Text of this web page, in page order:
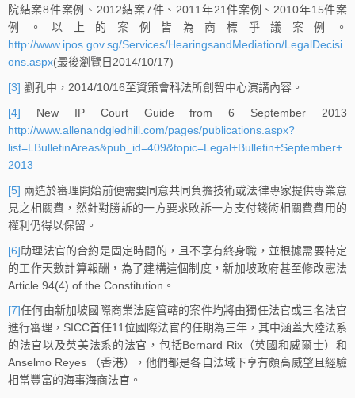
院結案8件案例、2012結案7件、2011年21件案例、2010年15件案
例。以上的案例皆為商標爭議案例。
http://www.ipos.gov.sg/Services/HearingsandMediation/LegalDecisi
ons.aspx(最後瀏覽日2014/10/17)
[3] 劉孔中，2014/10/16至資策會科法所創智中心演講內容。
[4] New IP Court Guide from 6 September 2013
http://www.allenandgledhill.com/pages/publications.aspx?
list=LBulletinAreas&pub_id=409&topic=Legal+Bulletin+September+
2013
[5] 兩造於審理開始前便需要同意共同負擔技術或法律專家提供專業意
見之相關費，然針對勝訴的一方要求敗訴一方支付錢術相關費費用的
權利仍得以保留。
[6]助理法官的合約是固定時間的，且不享有終身職，並根據需要特定
的工作天數計算報酬，為了建構這個制度，新加坡政府甚至修改憲法
Article 94(4) of the Constitution。
[7]任何由新加坡國際商業法庭管轄的案件均將由獨任法官或三名法官
進行審理，SICC首任11位國際法官的任期為三年，其中涵蓋大陸法系
的法官以及英美法系的法官，包括Bernard Rix（英國和威爾士）和
Anselmo Reyes （香港），他們都是各自法域下享有頗高威望且經驗
相當豐富的海事海商法官。